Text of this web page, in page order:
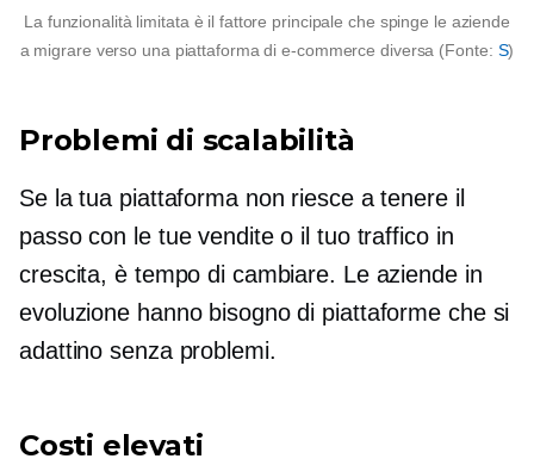
La funzionalità limitata è il fattore principale che spinge le aziende
a migrare verso una piattaforma di e-commerce diversa (Fonte: S)
Problemi di scalabilità
Se la tua piattaforma non riesce a tenere il
passo con le tue vendite o il tuo traffico in
crescita, è tempo di cambiare. Le aziende in
evoluzione hanno bisogno di piattaforme che si
adattino senza problemi.
Costi elevati